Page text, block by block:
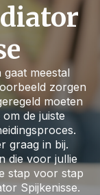
gaat meestal
zorgen
moeten
de juiste
graag in bij.
die voor jullie
stap voor stap
Spijkenisse.